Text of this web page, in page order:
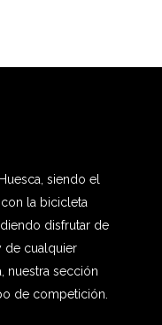
siendo el
la bicicleta
disfrutar de
de cualquier
nuestra sección
de competición.